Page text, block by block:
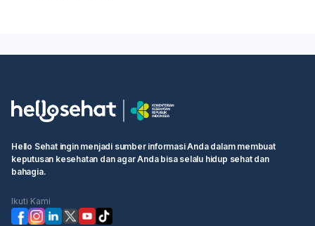
Hello Sehat ingin menjadi sumber informasi Anda dalam membuat
keputusan kesehatan dan agar Anda bisa selalu hidup sehat dan
bahagia.
Ikuti Kami